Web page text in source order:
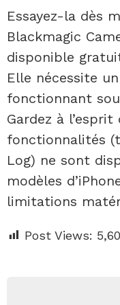
Essayez-la dès
Blackmagic
disponible
Elle nécessite
fonctionnant
Gardez à
fonctionnalités
Log) ne sont
modèles
limitations
Post Views: